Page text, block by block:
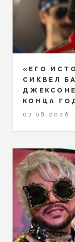
«ЕГО
СИКВЕЛ
КОНЦА
07.08.2026